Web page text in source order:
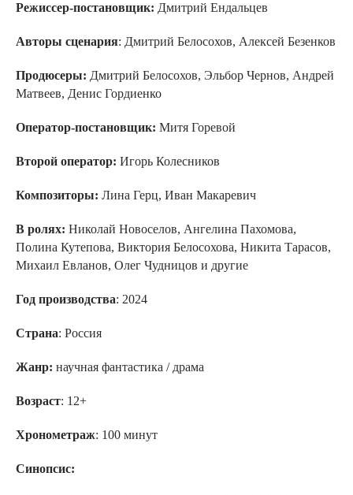
Режиссер-постановщик: Дмитрий Ендальцев
Авторы сценария: Дмитрий Белосохов, Алексей Безенков
Продюсеры: Дмитрий Белосохов, Эльбор Чернов, Андрей
Матвеев, Денис Гордиенко
Оператор-постановщик: Митя Горевой
Второй оператор: Игорь Колесников
Композиторы: Лина Герц, Иван Макаревич
В ролях: Николай Новоселов, Ангелина Пахомова,
Полина Кутепова, Виктория Белосохова, Никита Тарасов,
Михаил Евланов, Олег Чудницов и другие
Год производства: 2024
Страна: Россия
Жанр: научная фантастика / драма
Возраст: 12+
Хронометраж: 100 минут
Синопсис: